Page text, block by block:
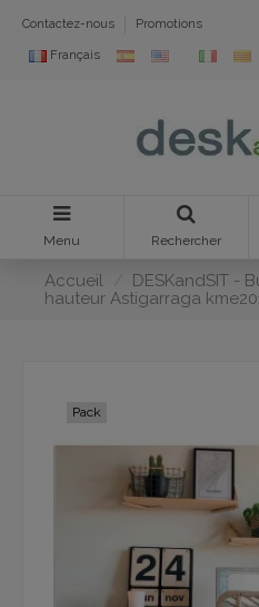
Contactez-nous Promotions
Français
Menu Rechercher
Accueil
DESKandSIT -
hauteur Astigarraga
Pack